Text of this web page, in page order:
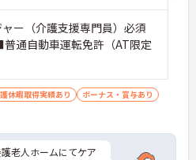
ー（介護支援専門員）必須
通自動車運転免許（AT限定
休暇取得実績あり
ボーナス・賞与あり
老人ホームにてケア